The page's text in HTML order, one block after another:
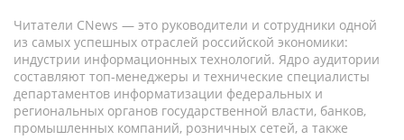
Читатели CNews — это руководители и сотрудники одной
из самых успешных отраслей российской экономики:
индустрии информационных технологий. Ядро аудитории
составляют топ-менеджеры и технические специалисты
департаментов информатизации федеральных и
региональных органов государственной власти, банков,
промышленных компаний, розничных сетей, а также